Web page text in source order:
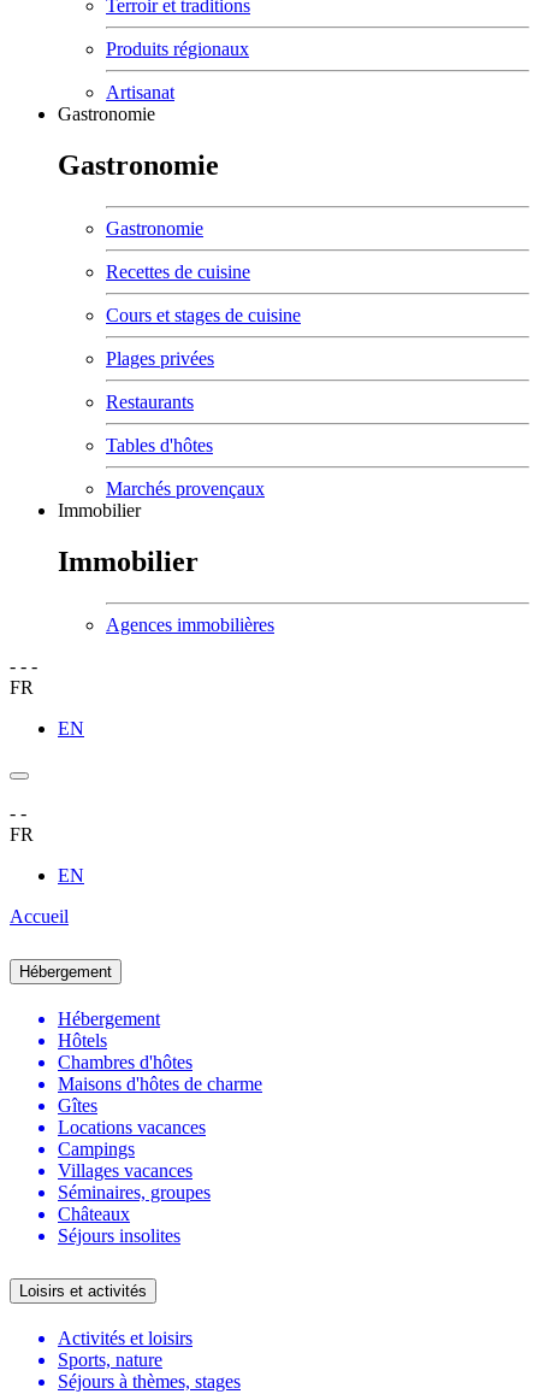
Terroir et traditions
Produits régionaux
Artisanat
Gastronomie
Gastronomie
Gastronomie
Recettes de cuisine
Cours et stages de cuisine
Plages privées
Restaurants
Tables d'hôtes
Marchés provençaux
Immobilier
Immobilier
Agences immobilières
- - -
FR
EN
- -
FR
EN
Accueil
Hébergement
Hébergement
Hôtels
Chambres d'hôtes
Maisons d'hôtes de charme
Gîtes
Locations vacances
Campings
Villages vacances
Séminaires, groupes
Châteaux
Séjours insolites
Loisirs et activités
Activités et loisirs
Sports, nature
Séjours à thèmes, stages